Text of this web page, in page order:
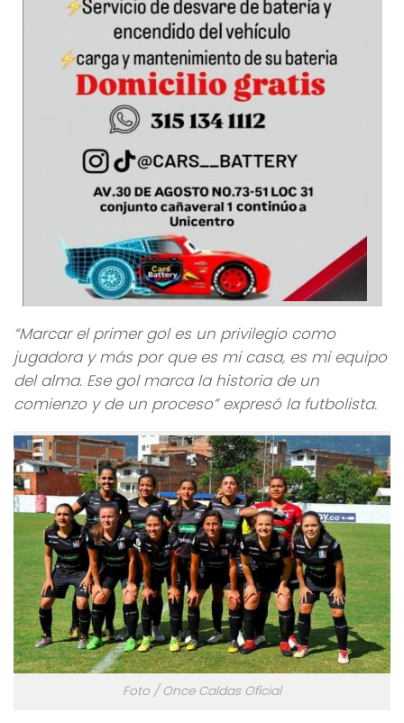
“Marcar el primer gol es un privilegio como
jugadora y más por que es mi casa, es mi equipo
del alma. Ese gol marca la historia de un
comienzo y de un proceso” expresó la futbolista.
Foto / Once Caldas Oficial